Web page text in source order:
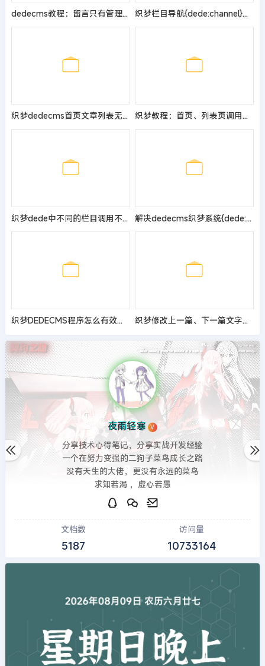
dedecms教程：留言只有管理员才能看到的实现方法 织梦栏目导航{dede:channel}标签添加序号教程
织梦dedecms首页文章列表无刷新实现时时顶、踩的方法 织梦教程：首页、列表页调用文章body内容的两种方法
织梦dede中不同的栏目调用不同的banner图的方法 解决dedecms织梦系统{dede:arclist keyword=‘动态获取关键词‘}
织梦DEDECMS程序怎么有效限制会员发稿数量的方法详解 织梦修改上一篇、下一篇文字字数
夜雨轻寒 V
分享技术心得笔记，分享实战开发经验
一个在努力变强的二狗子菜鸟成长之路
没有天生的大佬，更没有永远的菜鸟
求知若渴 ，虚心若愚
文档数
5187
访问量
10733164